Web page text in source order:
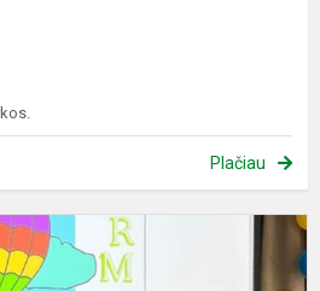
Plačiau